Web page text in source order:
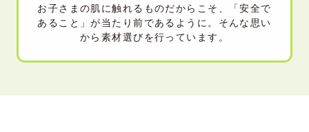
お子さまの肌に触れるものだからこそ、「安全で
あること」が当たり前であるように。そんな思い
から素材選びを行っています。